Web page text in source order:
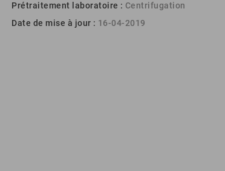
Prétraitement laboratoire : Centrifugation
Date de mise à jour : 16-04-2019